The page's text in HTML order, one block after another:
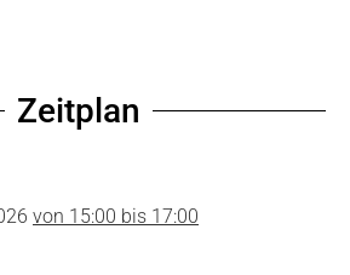
Zeitplan
von 15:00 bis 17:00